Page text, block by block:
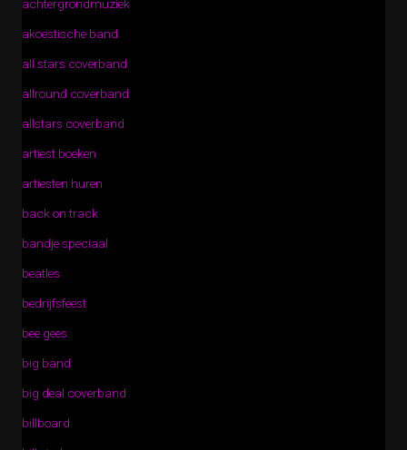
achtergrondmuziek
akoestische band
all stars coverband
allround coverband
allstars coverband
artiest boeken
artiesten huren
back on track
bandje speciaal
beatles
bedrijfsfeest
bee gees
big band
big deal coverband
billboard